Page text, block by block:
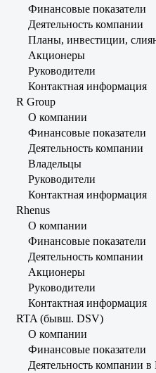
Финансовые показатели
Деятельность компании
Планы, инвестиции,
Акционеры
Руководители
Контактная информация
R Group
О компании
Финансовые показатели
Деятельность компании
Владельцы
Руководители
Контактная информация
Rhenus
О компании
Финансовые показатели
Деятельность компании
Акционеры
Руководители
Контактная информация
RTA (бывш. DSV)
О компании
Финансовые показатели
Деятельность компании в